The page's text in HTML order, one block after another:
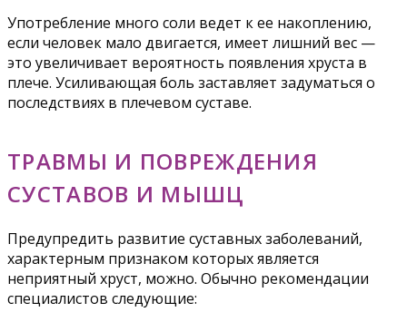
Употребление много соли ведет к ее накоплению,
если человек мало двигается, имеет лишний вес —
это увеличивает вероятность появления хруста в
плече. Усиливающая боль заставляет задуматься о
последствиях в плечевом суставе.
ТРАВМЫ И ПОВРЕЖДЕНИЯ
СУСТАВОВ И МЫШЦ
Предупредить развитие суставных заболеваний,
характерным признаком которых является
неприятный хруст, можно. Обычно рекомендации
специалистов следующие: